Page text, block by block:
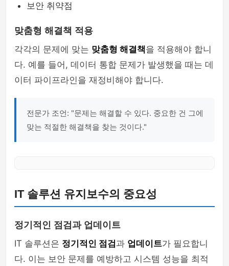
보안 취약점
맞춤형 해결책 적용
각각의 문제에 맞는 맞춤형 해결책을 적용해야 합니
다. 예를 들어, 데이터 통합 문제가 발생했을 때는 데
이터 파이프라인을 재정비해야 합니다.
전문가 조언: "문제는 해결할 수 있다. 중요한 건 그에
맞는 적절한 해결책을 찾는 것이다."
IT 솔루션 유지보수의 중요성
정기적인 점검과 업데이트
IT 솔루션은 정기적인 점검과 업데이트가 필요합니
다. 이는 보안 문제를 예방하고 시스템 성능을 최적